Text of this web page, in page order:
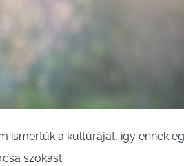
ismertük a kultúráját, így ennek
szokást.